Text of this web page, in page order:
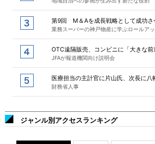
第9回 M＆Aを成長戦略として成功さ
業務スーパーの神戸物産に学ぶロールア
OTC遠隔販売、コンビニに「大きな前
JFAが報道機関向け説明会
医療担当の主計官に片山氏、次長に八
財務省人事
ジャンル別アクセスランキング